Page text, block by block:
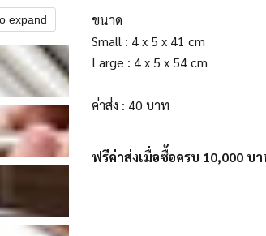
expand
ขนาด
Small : 4 x 5 x 41 cm
Large : 4 x 5 x 54 cm
ค่าส่ง : 40 บาท
ฟรีค่าส่งเมื่อซื้อครบ 10,000 บ